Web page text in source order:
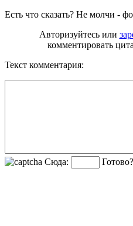
Есть что сказать? Не молчи -
Авторизуйтесь или
комментировать
Текст комментария:
Сюда:
Готово?